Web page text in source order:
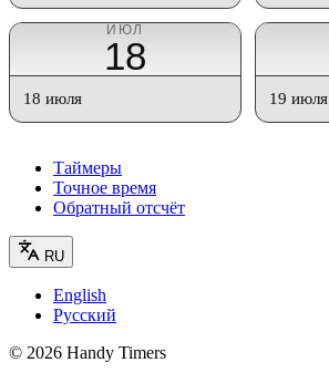
ИЮЛ
18
18 июля 19 июля
Таймеры
Точное время
Обратный отсчёт
RU
English
Русский
© 2026 Handy Timers